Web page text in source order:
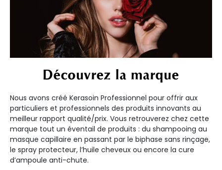
Découvrez la marque
Nous avons créé Kerasoin Professionnel pour offrir aux
particuliers et professionnels des produits innovants au
meilleur rapport qualité/prix. Vous retrouverez chez cette
marque tout un éventail de produits : du shampooing au
masque capillaire en passant par le biphase sans rinçage,
le spray protecteur, l’huile cheveux ou encore la cure
d’ampoule anti-chute.